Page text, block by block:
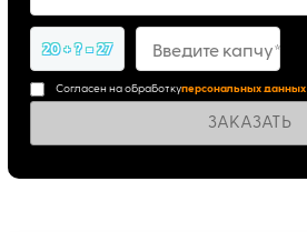
20 + ? = 27 Введите капчу*
Согласен на обработкуперсональных данных
ЗАКАЗАТЬ